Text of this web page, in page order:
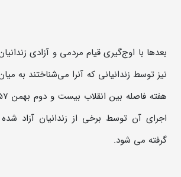
بعدها با اوج‌گیری قیام مردمی و آزادی
نیز توسط زندانیانی که آنرا می‌شناختند به
اجرای آن توسط برخی از زندانیان آزاد
گرفته می شود.